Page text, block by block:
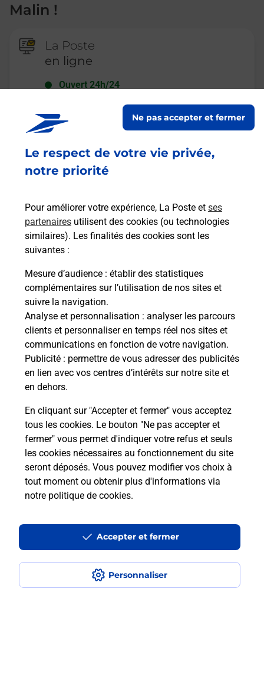
Le respect de votre vie privée,
notre priorité
Pour améliorer votre expérience, La Poste et ses
partenaires utilisent des cookies (ou technologies
similaires). Les finalités des cookies sont les
suivantes :
Mesure d’audience : établir des statistiques
complémentaires sur l’utilisation de nos sites et
suivre la navigation.
Analyse et personnalisation : analyser les parcours
clients et personnaliser en temps réel nos sites et
communications en fonction de votre navigation.
Publicité : permettre de vous adresser des publicités
en lien avec vos centres d’intérêts sur notre site et
en dehors.
En cliquant sur "Accepter et fermer" vous acceptez
tous les cookies. Le bouton "Ne pas accepter et
fermer" vous permet d'indiquer votre refus et seuls
les cookies nécessaires au fonctionnement du site
seront déposés. Vous pouvez modifier vos choix à
tout moment ou obtenir plus d'informations via
notre politique de cookies.
Personnaliser
Ne pas accepter et fermer
Accepter et fermer
Malin !
La Poste
en ligne
Ouvert 24h/24
Recherchez un autre point de contact
Questions fréquemment posées
Quel réseau utilise La Poste Mobile ?
Est-ce que je peux garder mon
numéro de mobile gratuitement ?
Est-ce que je peux bénéficier de la 5G
avec La Poste Mobile ?
à l’étranger avec La Poste Mobile ?
Est-ce que je peux payer mon
smartphone Samsung en plusieurs
fois avec La Poste Mobile ?
Est-ce que je peux assurer mon
Haute-Saône
VESOUL
VESOUL MONTMAR
Acheter un smartphone Samsung